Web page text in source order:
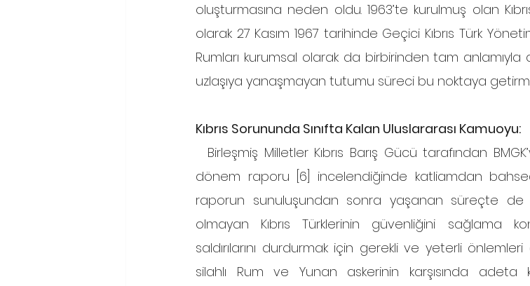
oluşturmasına neden oldu. 1963’te kurulmuş olan
olarak 27 Kasım 1967 tarihinde Geçici Kıbrıs Türk
Rumları kurumsal olarak da birbirinden tam anlamıyla
uzlaşıya yanaşmayan tutumu süreci bu noktaya
Kıbrıs Sorununda Sınıfta Kalan Uluslararası Kamuoyu:
dönem raporu [6] incelendiğinde katliamdan
raporun sunuluşundan sonra yaşanan süreçte de
olmayan Kıbrıs Türklerinin güvenliğini sağlama
saldırılarını durdurmak için gerekli ve yeterli önlemleri
silahlı Rum ve Yunan askerinin karşısında